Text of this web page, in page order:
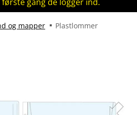
og mapper Plastlommer